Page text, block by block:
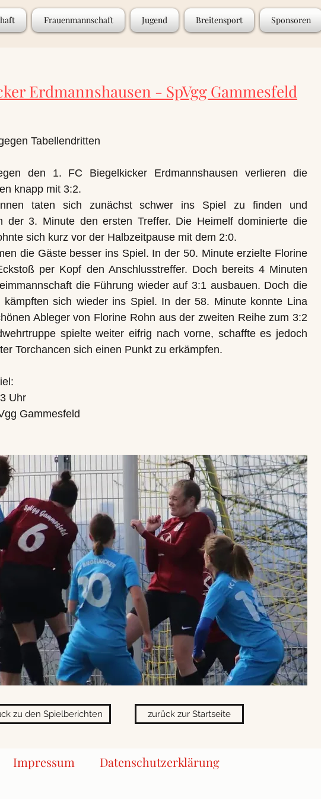
Frauenmannschaft Jugend Breitensport Sponsoren
Erdmannshausen - SpVgg Gammesfeld
Tabellendritten
den 1. FC Biegelkicker Erdmannshausen verlieren die
knapp mit 3:2.
taten sich zunächst schwer ins Spiel zu finden und
der 3. Minute den ersten Treffer. Die Heimelf dominierte die
sich kurz vor der Halbzeitpause mit dem 2:0.
die Gäste besser ins Spiel. In der 50. Minute erzielte Florine
per Kopf den Anschlusstreffer. Doch bereits 4 Minuten
die Führung wieder auf 3:1 ausbauen. Doch die
kämpften sich wieder ins Spiel. In der 58. Minute konnte Lina
Ableger von Florine Rohn aus der zweiten Reihe zum 3:2
spielte weiter eifrig nach vorne, schaffte es jedoch
Torchancen sich einen Punkt zu erkämpfen.
Uhr
Gammesfeld
zu den Spielberichten zurück zur Startseite
Impressum Datenschutzerklärung